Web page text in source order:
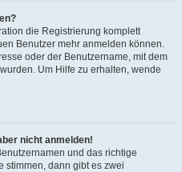
die Registrierung komplett
Benutzer mehr anmelden können.
oder der Benutzername, mit dem
Um Hilfe zu erhalten, wende
nicht anmelden!
und das richtige
stimmen, dann gibt es zwei